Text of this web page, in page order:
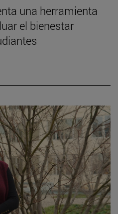
una herramienta
el bienestar